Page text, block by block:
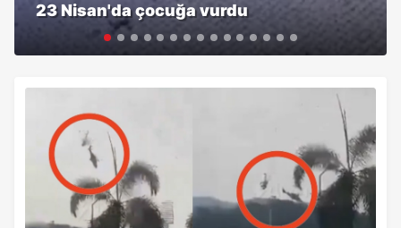
23 Nisan'da çocuğa vurdu